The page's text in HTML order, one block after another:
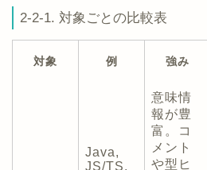
2-2-1. 対象ごとの比較表
対象 例 強み
Java,
JS/TS,
意味情
報が豊
富。コ
メント
や型ヒ